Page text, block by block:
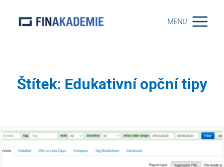
MENU
Štítek: Edukativní opční tipy